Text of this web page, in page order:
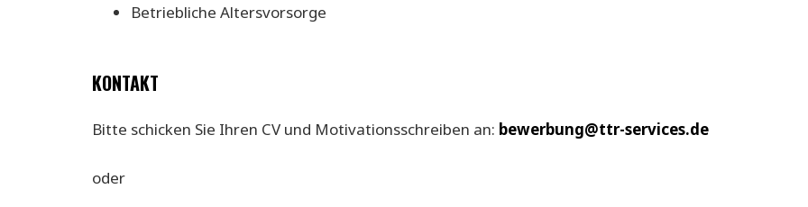
Betriebliche Altersvorsorge
KONTAKT
Bitte schicken Sie Ihren CV und Motivationsschreiben an: bewerbung@ttr-services.de
oder